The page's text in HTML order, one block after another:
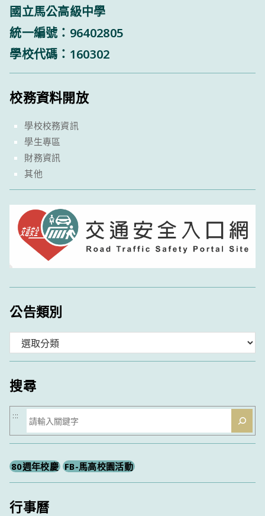
國立馬公高級中學
統一編號：96402805
學校代碼：160302
校務資料開放
學校校務資訊
學生專區
財務資訊
其他
公告類別
類
搜尋
搜
尋
:::
80週年校慶 FB-馬高校園活動
行事曆